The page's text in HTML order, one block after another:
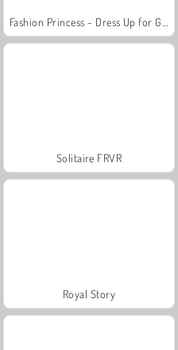
Solitaire FRVR
Royal Story